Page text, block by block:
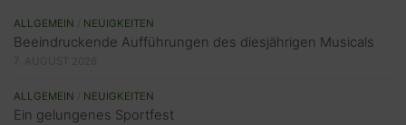
ALLGEMEIN NEUIGKEITEN
Beeindruckende Aufführungen des diesjährigen Musicals
ALLGEMEIN NEUIGKEITEN
Ein gelungenes Sportfest